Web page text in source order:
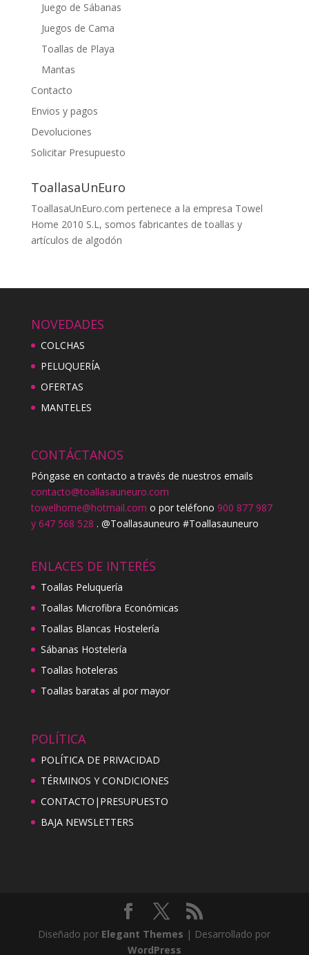
Juego de Sábanas
Juegos de Cama
Toallas de Playa
Mantas
Contacto
Envios y pagos
Devoluciones
Solicitar Presupuesto
ToallasaUnEuro
ToallasaUnEuro.com pertenece a la empresa Towel
Home 2010 S.L, somos fabricantes de toallas y
artículos de algodón
NOVEDADES
COLCHAS
PELUQUERÍA
OFERTAS
MANTELES
CONTÁCTANOS
Póngase en contacto a través de nuestros emails
contacto@toallasauneuro.com
towelhome@hotmail.com o por teléfono 900 877 987
y 647 568 528 . @Toallasauneuro #Toallasauneuro
ENLACES DE INTERÉS
Toallas Peluquería
Toallas Microfibra Económicas
Toallas Blancas Hostelería
Sábanas Hostelería
Toallas hoteleras
Toallas baratas al por mayor
POLÍTICA
POLÍTICA DE PRIVACIDAD
TÉRMINOS Y CONDICIONES
CONTACTO|PRESUPUESTO
BAJA NEWSLETTERS
Diseñado por Elegant Themes | Desarrollado por
WordPress